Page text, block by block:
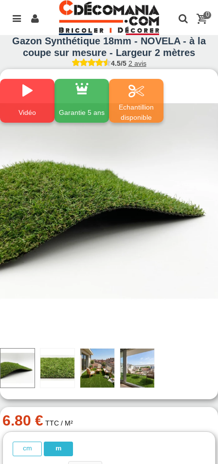
0
Gazon Synthétique 18mm - NOVELA - à la
coupe sur mesure - Largeur 2 mètres
4.5/5 2 avis
Vidéo Garantie 5 ans
Echantillion
disponible
6.80 € TTC / M²
cm m